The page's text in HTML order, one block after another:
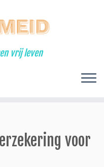
vrij leven
voor